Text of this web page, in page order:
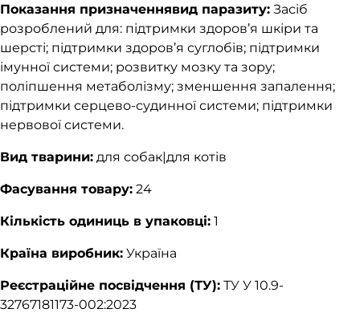
Показання призначеннявид паразиту: Засіб
розроблений для: підтримки здоров’я шкіри та
шерсті; підтримки здоров’я суглобів; підтримки
імунної системи; розвитку мозку та зору;
поліпшення метаболізму; зменшення запалення;
підтримки серцево-судинної системи; підтримки
нервової системи.
Вид тварини: для собак|для котів
Фасування товару: 24
Кількість одиниць в упаковці: 1
Країна виробник: Україна
Реєстраційне посвідчення (ТУ): ТУ У 10.9-
32767181173-002:2023